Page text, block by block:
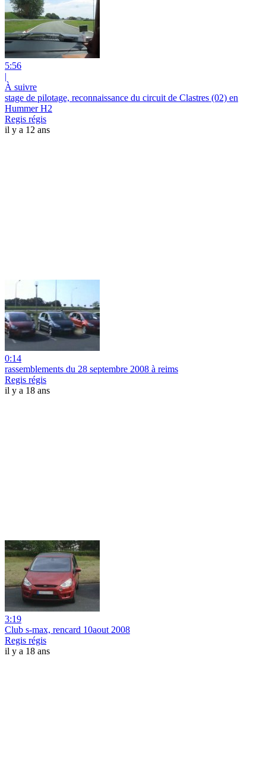
5:56
|
À suivre
stage de pilotage, reconnaissance du circuit de Clastres (02) en
Hummer H2
Regis régis
il y a 12 ans
0:14
rassemblements du 28 septembre 2008 à reims
Regis régis
il y a 18 ans
3:19
Club s-max, rencard 10aout 2008
Regis régis
il y a 18 ans